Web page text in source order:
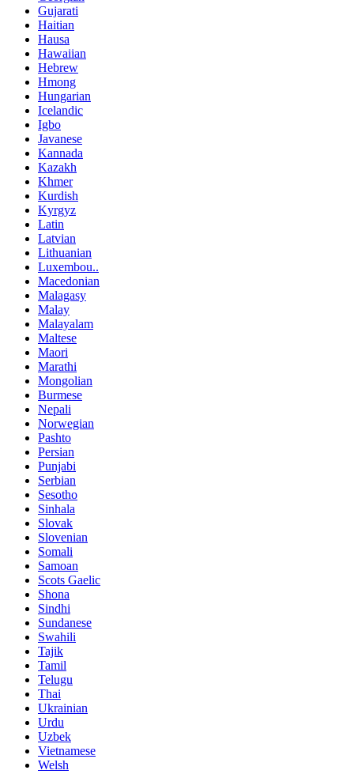
Gujarati
Haitian
Hausa
Hawaiian
Hebrew
Hmong
Hungarian
Icelandic
Igbo
Javanese
Kannada
Kazakh
Khmer
Kurdish
Kyrgyz
Latin
Latvian
Lithuanian
Luxembou..
Macedonian
Malagasy
Malay
Malayalam
Maltese
Maori
Marathi
Mongolian
Burmese
Nepali
Norwegian
Pashto
Persian
Punjabi
Serbian
Sesotho
Sinhala
Slovak
Slovenian
Somali
Samoan
Scots Gaelic
Shona
Sindhi
Sundanese
Swahili
Tajik
Tamil
Telugu
Thai
Ukrainian
Urdu
Uzbek
Vietnamese
Welsh